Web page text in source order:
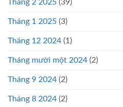
Tháng 2 2025 (39)
Tháng 1 2025 (3)
Tháng 12 2024 (1)
Tháng mười một 2024 (2)
Tháng 9 2024 (2)
Tháng 8 2024 (2)